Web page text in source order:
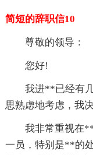
简短的辞职信10
尊敬的领导：
您好!
我进**已经有
思熟虑地考虑，我
我非常重视在
一员，特别是**的